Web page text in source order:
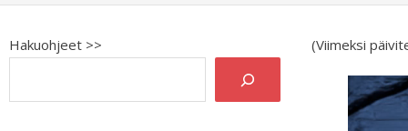
(Viimeksi
Hakuohjeet >>